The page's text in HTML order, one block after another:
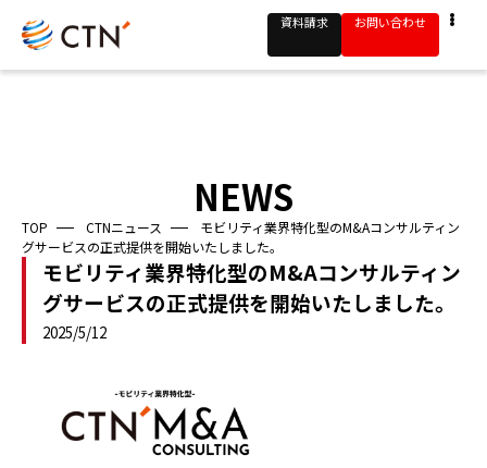
資料請求 お問い合わせ
NEWS
TOP CTNニュース
モビリティ業界特化型のM&Aコンサルティン
グサービスの正式提供を開始いたしました。
モビリティ業界特化型のM&Aコンサルティン
グサービスの正式提供を開始いたしました。
2025/5/12